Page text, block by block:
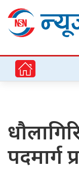
पदमार्ग